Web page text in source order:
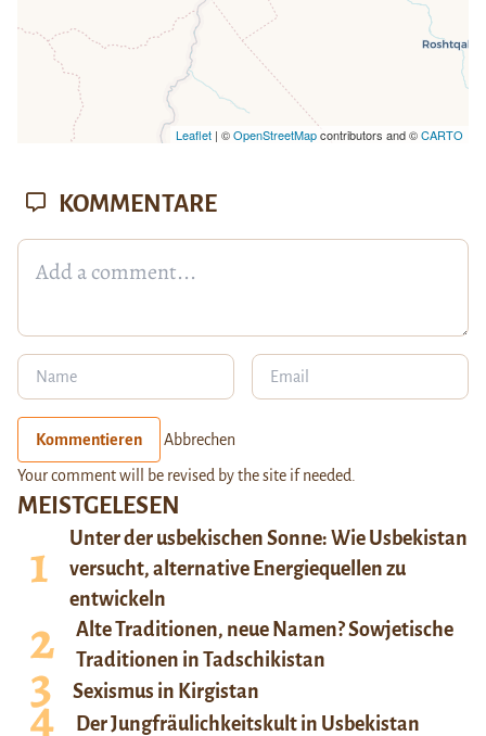
Leaflet| ©OpenStreetMapcontributors and ©CARTO
MEISTGELESEN
Unter der usbekischen Sonne: Wie Usbekistan
versucht, alternative Energiequellen zu
entwickeln
Alte Traditionen, neue Namen? Sowjetische
Traditionen in Tadschikistan
Sexismus in Kirgistan
Der Jungfräulichkeitskult in Usbekistan
KOMMENTARE
Kommentieren Abbrechen
Your comment will be revised by the site if needed.